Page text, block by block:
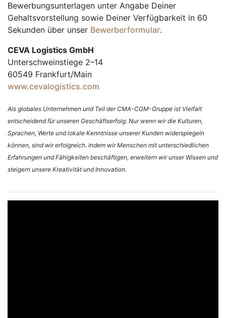
Bewerbungsunterlagen unter Angabe Deiner
Gehaltsvorstellung sowie Deiner Verfügbarkeit in 60
Sekunden über unser Bewerberformular.
CEVA Logistics GmbH
Unterschweinstiege 2–14
60549 Frankfurt/Main
www.cevalogistics.com
Als globales Unternehmen und Teil der CMA-CGM-Gruppe ist Vielfalt
entscheidend für unseren Geschäftserfolg. Nur wenn wir die Kulturen,
Sprachen, Werte und lokale Kenntnisse unserer Kunden widerspiegeln
können, sind wir erfolgreich. Indem wir Menschen mit unterschiedlichen
Erfahrungen und Fähigkeiten beschäftigen, erweitern wir unser Wissen und
steigern unsere Kreativität und Innovation.